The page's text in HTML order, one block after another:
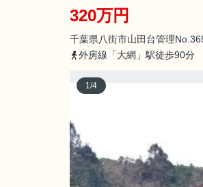
320万円
千葉県八街市山田台管理
外房線「大網」駅徒歩90分
1/4